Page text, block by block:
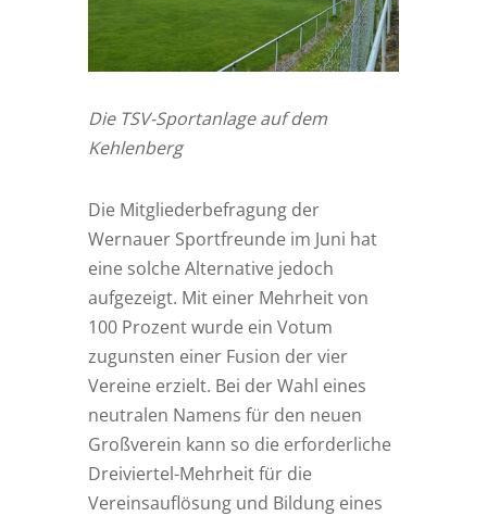
Die TSV-Sportanlage auf dem
Kehlenberg
Die Mitgliederbefragung der
Wernauer Sportfreunde im Juni hat
eine solche Alternative jedoch
aufgezeigt. Mit einer Mehrheit von
100 Prozent wurde ein Votum
zugunsten einer Fusion der vier
Vereine erzielt. Bei der Wahl eines
neutralen Namens für den neuen
Großverein kann so die erforderliche
Dreiviertel-Mehrheit für die
Vereinsauflösung und Bildung eines